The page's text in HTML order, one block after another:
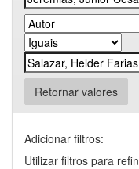
Retornar valores
Adicionar filtros:
Utilizar filtros para